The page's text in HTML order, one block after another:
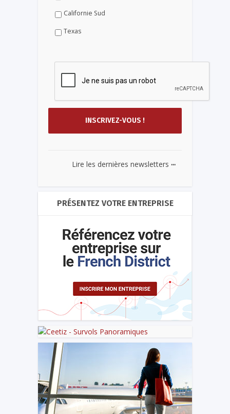
Californie Sud
Texas
Lire les dernières newsletters ...
PRÉSENTEZ VOTRE ENTREPRISE